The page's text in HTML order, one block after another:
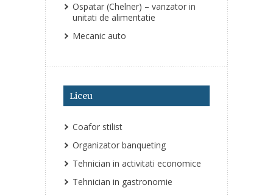
Ospatar (Chelner) – vanzator in
unitati de alimentatie
Mecanic auto
Liceu
Coafor stilist
Organizator banqueting
Tehnician in activitati economice
Tehnician in gastronomie